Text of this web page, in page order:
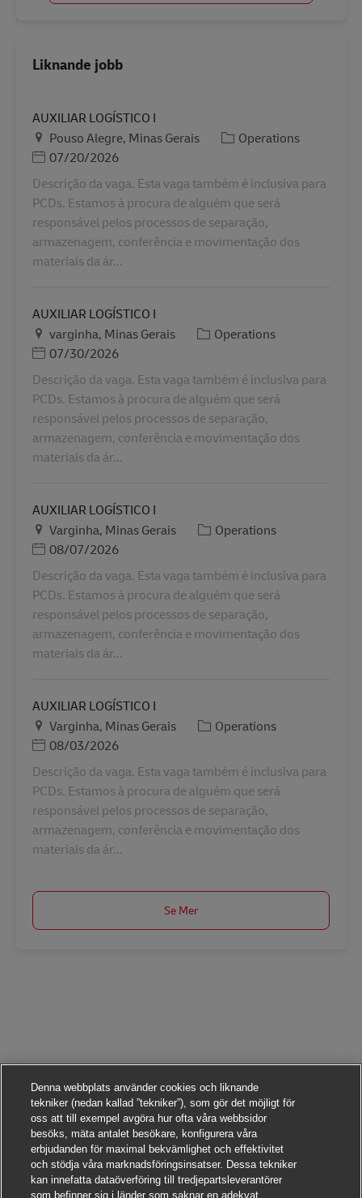
Liknande jobb
AUXILIAR LOGÍSTICO I
PlatsPouso Alegre, Minas Gerais Kategori
Operations
Posted Date
07/20/2026
Descrição da vaga. Esta vaga também é inclusiva para
PCDs. Estamos à procura de alguém que será
responsável pelos processos de separação,
armazenagem, conferência e movimentação dos
materiais da ár...
AUXILIAR LOGÍSTICO I
Platsvarginha, Minas Gerais Kategori
Operations
Posted Date
07/30/2026
Descrição da vaga. Esta vaga também é inclusiva para
PCDs. Estamos à procura de alguém que será
responsável pelos processos de separação,
armazenagem, conferência e movimentação dos
materiais da ár...
AUXILIAR LOGÍSTICO I
PlatsVarginha, Minas Gerais Kategori
Operations
Posted Date
08/07/2026
Descrição da vaga. Esta vaga também é inclusiva para
PCDs. Estamos à procura de alguém que será
responsável pelos processos de separação,
armazenagem, conferência e movimentação dos
materiais da ár...
AUXILIAR LOGÍSTICO I
PlatsVarginha, Minas Gerais Kategori
Operations
Posted Date
08/03/2026
Descrição da vaga. Esta vaga também é inclusiva para
PCDs. Estamos à procura de alguém que será
responsável pelos processos de separação,
armazenagem, conferência e movimentação dos
materiais da ár...
Se Mer
Denna webbplats använder cookies och liknande
tekniker (nedan kallad ”tekniker”), som gör det möjligt för
oss att till exempel avgöra hur ofta våra webbsidor
besöks, mäta antalet besökare, konfigurera våra
erbjudanden för maximal bekvämlighet och effektivitet
och stödja våra marknadsföringsinsatser. Dessa tekniker
kan innefatta dataöverföring till tredjepartsleverantörer
som befinner sig i länder som saknar en adekvat